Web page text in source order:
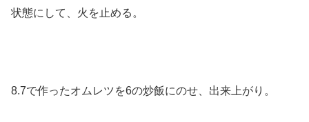
状態にして、火を止める。
8.7で作ったオムレツを6の炒飯にのせ、出来上がり。